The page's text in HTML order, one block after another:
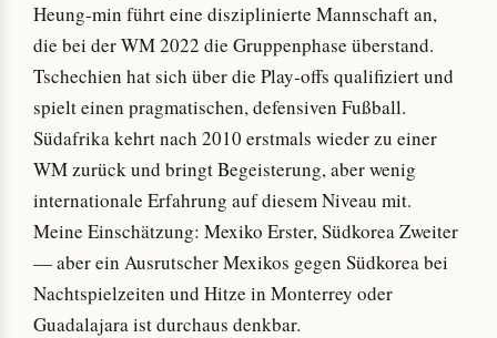
Heung-min führt eine disziplinierte Mannschaft an,
die bei der WM 2022 die Gruppenphase überstand.
Tschechien hat sich über die Play-offs qualifiziert und
spielt einen pragmatischen, defensiven Fußball.
Südafrika kehrt nach 2010 erstmals wieder zu einer
WM zurück und bringt Begeisterung, aber wenig
internationale Erfahrung auf diesem Niveau mit.
Meine Einschätzung: Mexiko Erster, Südkorea Zweiter
— aber ein Ausrutscher Mexikos gegen Südkorea bei
Nachtspielzeiten und Hitze in Monterrey oder
Guadalajara ist durchaus denkbar.